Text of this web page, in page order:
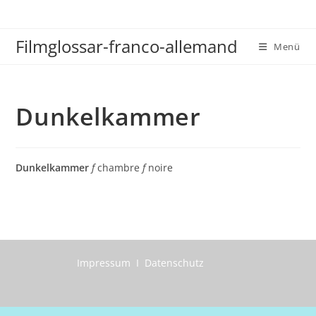
springen
Filmglossar-franco-allemand Menü
Dunkelkammer
Dunkelkammer fchambrefnoire
Impressum I Datenschutz